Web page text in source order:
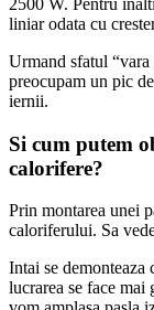
2500 W. Pentru
liniar odata cu
Urmand sfatul “vara
preocupam un pic
iernii.
Si cum putem
calorifere?
Prin montarea unei
caloriferului. Sa
Intai se demonteaza
lucrarea se face mai